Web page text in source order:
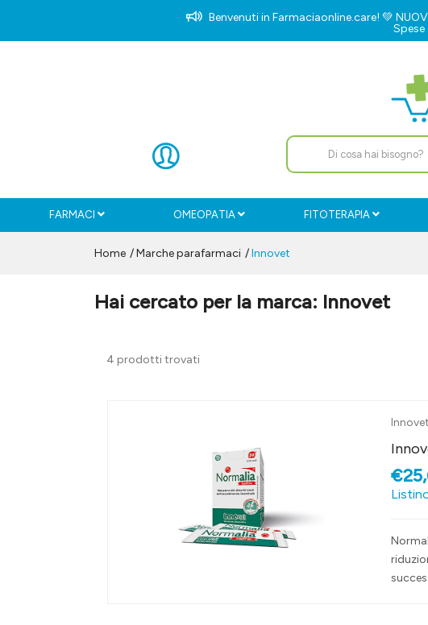
Benvenuti in Farmaciaonline.care! 💚
FARMACI OMEOPATIA FITOTERAPIA
Home Marche parafarmaci Innovet
Hai cercato per la marca: Innovet
4 prodotti trovati
Innovet